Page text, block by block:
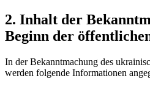
2. Inhalt der
Beginn der
In der Bekanntmachung des
werden folgende Informationen